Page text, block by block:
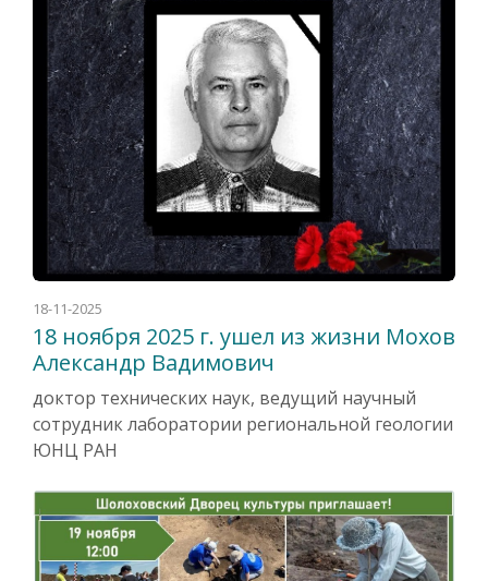
18-11-2025
18 ноября 2025 г. ушел из жизни Мохов
Александр Вадимович
доктор технических наук, ведущий научный
сотрудник лаборатории региональной геологии
ЮНЦ РАН